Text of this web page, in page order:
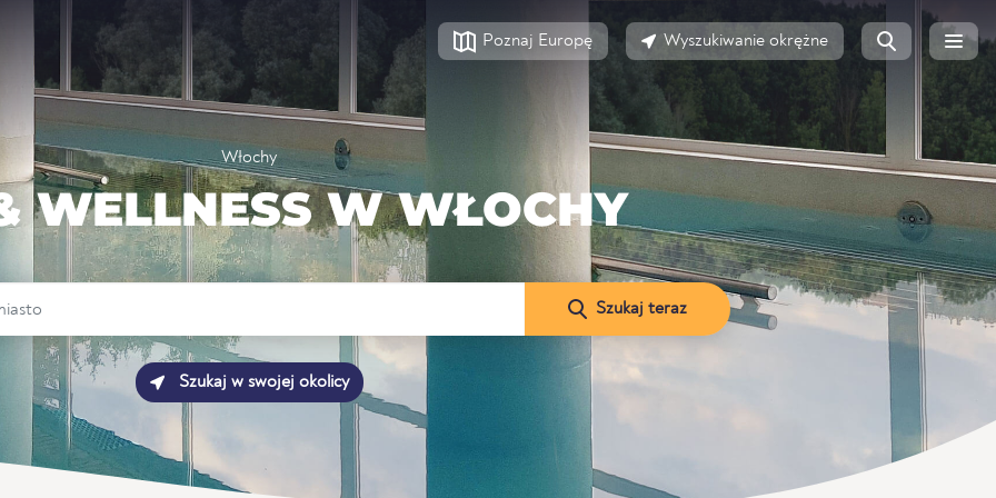
Poznaj Europę Wyszukiwanie okrężne
Włochy
WELLNESS W WŁOCHY
Szukaj teraz
Szukaj w swojej okolicy